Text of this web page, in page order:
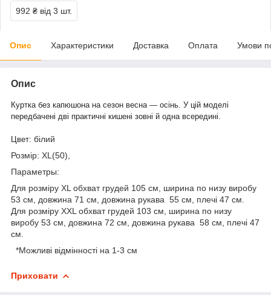
992 ₴ від 3 шт.
Опис Характеристики Доставка Оплата Умови
Опис
Куртка без капюшона на сезон весна — осінь. У цій моделі
передбачені дві практичні кишені зовні й одна всередині.
Цвет: білий
Розмір: XL(50),
Параметры:
Для розміру XL обхват грудей 105 см, ширина по низу виробу
53 см, довжина 71 см, довжина рукава 55 см, плечі 47 см.
Для розміру ХXL обхват грудей 103 см, ширина по низу
виробу 53 см, довжина 72 см, довжина рукава 58 см, плечі 47
см.
*Можливі відмінності на 1-3 см
Приховати